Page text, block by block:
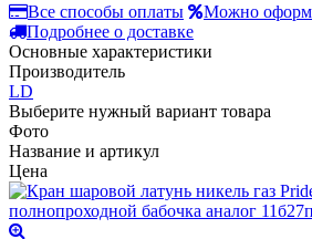
Все способы оплаты
Можно
Подробнее о доставке
Основные характеристики
Производитель
LD
Выберите нужный вариант товара
Фото
Название и артикул
Цена